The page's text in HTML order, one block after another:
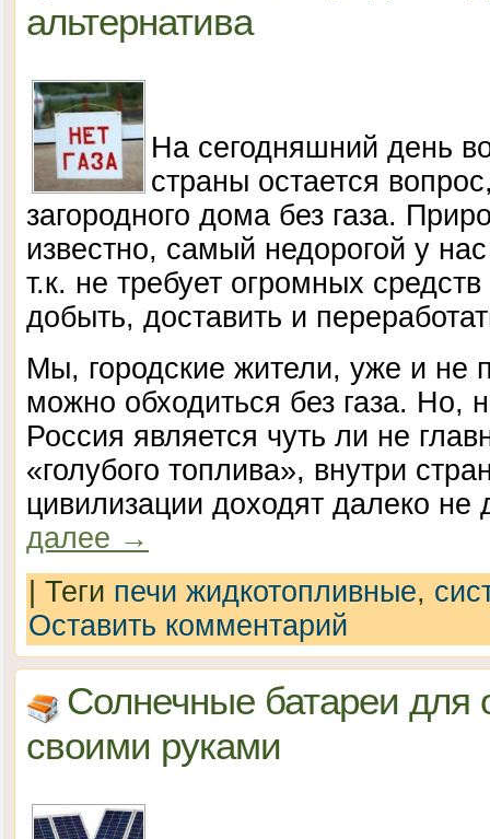
альтернатива
На сегодняшний день
страны остается
загородного дома без газа.
известно, самый недорогой у
т.к. не требует огромных
добыть, доставить и
Мы, городские жители, уже и не
можно обходиться без газа. Но,
Россия является чуть ли не
«голубого топлива», внутри
цивилизации доходят далеко не
далее →
Теги печи жидкотопливные,
Оставить комментарий
Солнечные батареи для
своими руками